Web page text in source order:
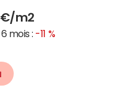
€/m2
mois : -11 %